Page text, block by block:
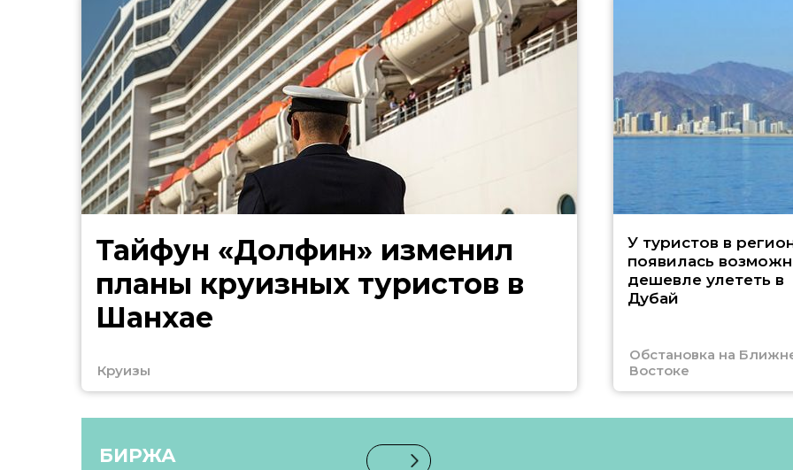
Тайфун «Долфин» изменил
планы круизных туристов в
Шанхае
Круизы
У туристов в
появилась
дешевле улететь в
Дубай
Обстановка на
Востоке
БИРЖА